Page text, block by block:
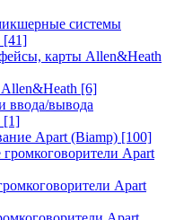
системы
[41]
карты Allen&Heath
[6]
ввода/вывода
[1]
Apart (Biamp) [100]
Apart
Apart